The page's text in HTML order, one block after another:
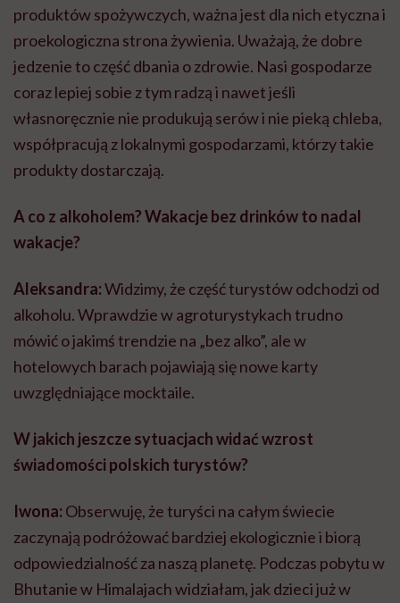
produktów spożywczych, ważna jest dla nich etyczna i
proekologiczna strona żywienia. Uważają, że dobre
jedzenie to część dbania o zdrowie. Nasi gospodarze
coraz lepiej sobie z tym radzą i nawet jeśli
własnoręcznie nie produkują serów i nie pieką chleba,
współpracują z lokalnymi gospodarzami, którzy takie
produkty dostarczają.
A co z alkoholem? Wakacje bez drinków to nadal
wakacje?
Aleksandra:Widzimy, że część turystów odchodzi od
alkoholu. Wprawdzie w agroturystykach trudno
mówić o jakimś trendzie na „bez alko”, ale w
hotelowych barach pojawiają się nowe karty
uwzględniające mocktaile.
W jakich jeszcze sytuacjach widać wzrost
świadomości polskich turystów?
Iwona: Obserwuję, że turyści na całym świecie
zaczynają podróżować bardziej ekologicznie i biorą
odpowiedzialność za naszą planetę. Podczas pobytu w
Bhutanie w Himalajach widziałam, jak dzieci już w